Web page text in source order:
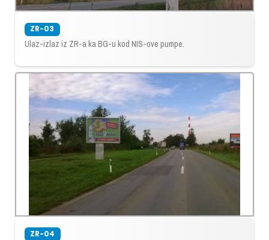
ZR-03
Ulaz-izlaz iz ZR-a ka BG-u kod NIS-ove pumpe.
ZR-04